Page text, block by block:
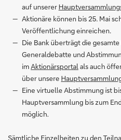
auf unserer
Aktionäre können bis 25. Mai
Veröffentlichung einreichen.
Die Bank überträgt die
Generaldebatte und
imAktionärsportalals auch
über unsere
Eine virtuelle Abstimmung ist
Hauptversammlung bis zum
möglich.
Sämtliche Einzelheiten zu den